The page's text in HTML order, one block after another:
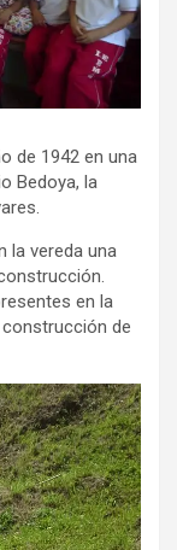
de 1942 en una
Bedoya, la
la vereda una
en la
de